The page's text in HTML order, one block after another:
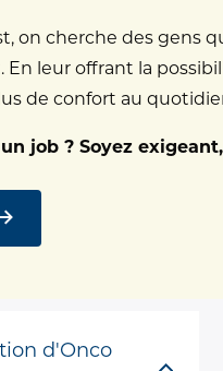
on cherche des gens
En leur offrant la
de confort au
job ? Soyez
cancérologie.
d'Onco